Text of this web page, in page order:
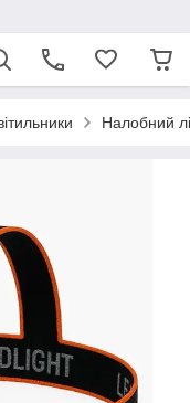
Налобний